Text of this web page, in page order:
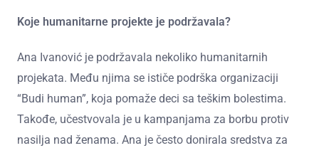
Koje humanitarne projekte je podržavala?
Ana Ivanović je podržavala nekoliko humanitarnih
projekata. Među njima se ističe podrška organizaciji
“Budi human”, koja pomaže deci sa teškim bolestima.
Takođe, učestvovala je u kampanjama za borbu protiv
nasilja nad ženama. Ana je često donirala sredstva za